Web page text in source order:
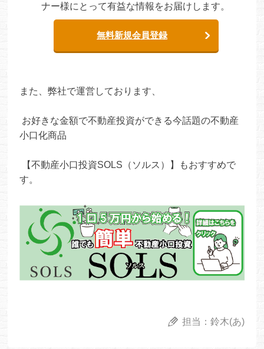
ナー様にとって有益な情報をお届けします。
無料新規会員登録
また、弊社で運営しております、
お好きな金額で不動産投資ができる今話題の不動産
小口化商品
【不動産小口投資SOLS（ソルス）】もおすすめで
す。
担当： 鈴木(あ)